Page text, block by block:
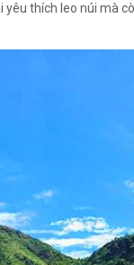
thích leo núi mà